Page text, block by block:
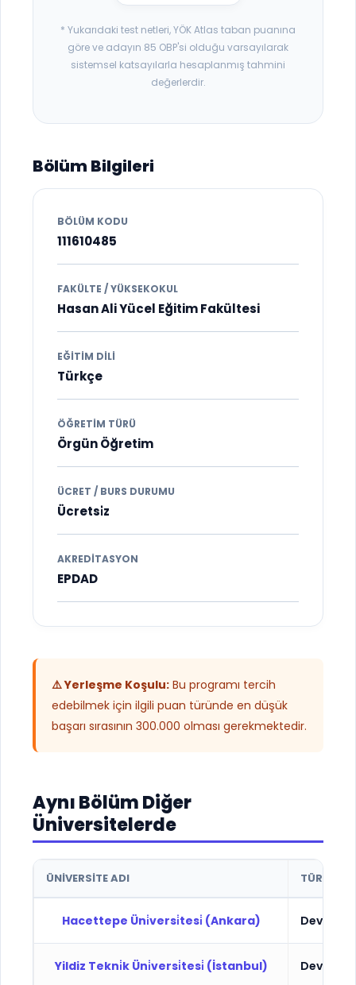
* Yukarıdaki test netleri, YÖK Atlas taban puanına
göre ve adayın 85 OBP'si olduğu varsayılarak
sistemsel katsayılarla hesaplanmış tahmini
değerlerdir.
Bölüm Bilgileri
BÖLÜM KODU
111610485
FAKÜLTE / YÜKSEKOKUL
Hasan Ali Yücel Eğitim Fakültesi
EĞITIM DILI
Türkçe
ÖĞRETIM TÜRÜ
Örgün Öğretim
ÜCRET / BURS DURUMU
Ücretsi̇z
AKREDITASYON
EPDAD
⚠️ Yerleşme Koşulu: Bu programı tercih
edebilmek için ilgili puan türünde en düşük
başarı sırasının 300.000 olması gerekmektedir.
Aynı Bölüm Diğer
Üniversitelerde
ÜNIVERSITE ADI TÜR
Hacettepe Üni̇versi̇tesi̇ (Ankara) Devlet
Yildiz Tekni̇k Üni̇versi̇tesi̇ (İstanbul) Devlet